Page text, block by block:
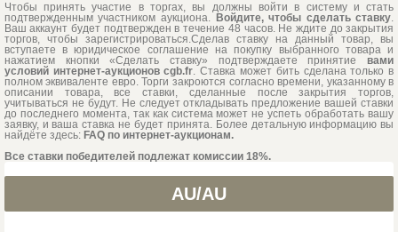
Чтобы принять участие в торгах, вы должны войти в систему и стать
подтвержденным участником аукциона. Войдите, чтобы сделать ставку.
Ваш аккаунт будет подтвержден в течение 48 часов. Не ждите до закрытия
торгов, чтобы зарегистрироваться.Сделав ставку на данный товар, вы
вступаете в юридическое соглашение на покупку выбранного товара и
нажатием кнопки «Сделать ставку» подтверждаете принятие вами
условий интернет-аукционов cgb.fr. Ставка может бить сделана только в
полном эквиваленте евро. Торги закроются согласно времени, указанному в
описании товара, все ставки, сделанные после закрытия торгов,
учитываться не будут. Не следует откладывать предложение вашей ставки
до последнего момента, так как система может не успеть обработать вашу
заявку, и ваша ставка не будет принята. Более детальную информацию вы
найдёте здесь: FAQ по интернет-аукционам.
Все ставки победителей подлежат комиссии 18%.
AU/AU